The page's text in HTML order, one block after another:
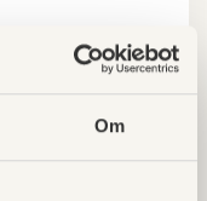
Om
metadatastöd